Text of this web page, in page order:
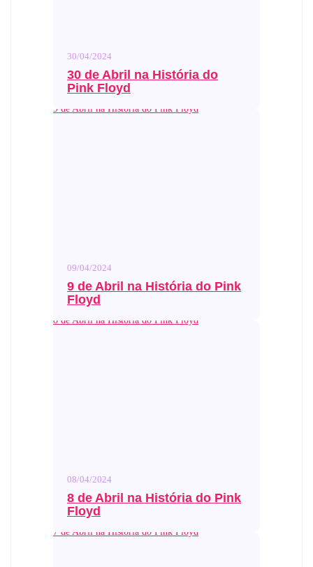
30/04/2024
30 de Abril na História do
Pink Floyd
9 de Abril na História do Pink Floyd
09/04/2024
9 de Abril na História do Pink
Floyd
8 de Abril na História do Pink Floyd
08/04/2024
8 de Abril na História do Pink
Floyd
7 de Abril na História do Pink Floyd